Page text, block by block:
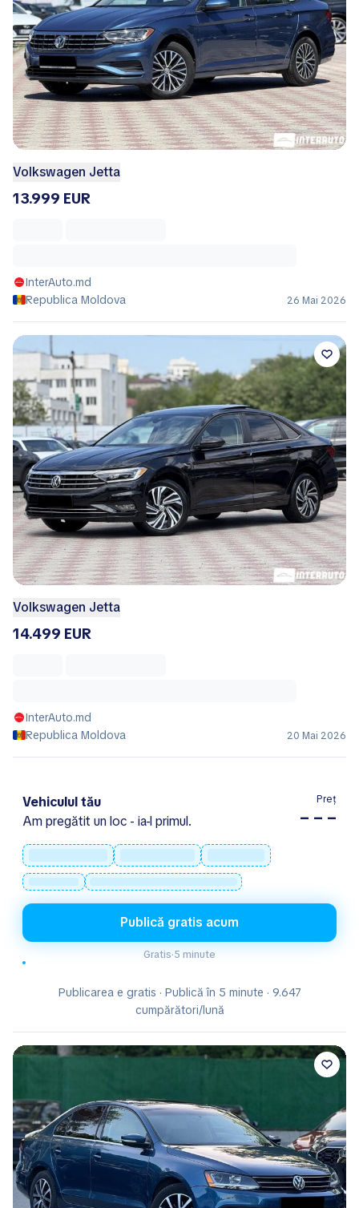
Volkswagen Jetta
13.999 EUR
InterAuto.md
Republica Moldova
26 Mai 2026
Volkswagen Jetta
14.499 EUR
InterAuto.md
Republica Moldova
20 Mai 2026
Vehiculul tău
Am pregătit un loc - ia-l primul.
Preț
– – –
Publică gratis acum
Gratis·5 minute
Publicarea e gratis · Publică în 5 minute · 9.647
cumpărători/lună